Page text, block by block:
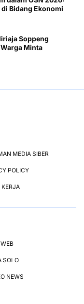
dalam OSN 2026:
Soppeng
Minta
MEDIA SIBER
POLICY
SOLO